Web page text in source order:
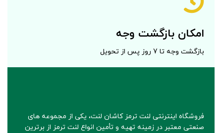
امکان بازگشت وجه
بازگشت وجه تا 7 روز پس از تحویل
فروشگاه اینترنتی لنت ترمز کاشان لنت، یکی از مجموعه های
صنعتی معتبر در زمینه تهیه و تأمین انواع لنت ترمز از برترین